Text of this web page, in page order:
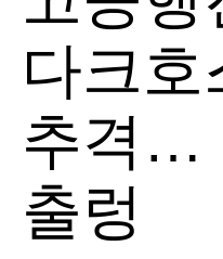
다크호
추격…
출렁